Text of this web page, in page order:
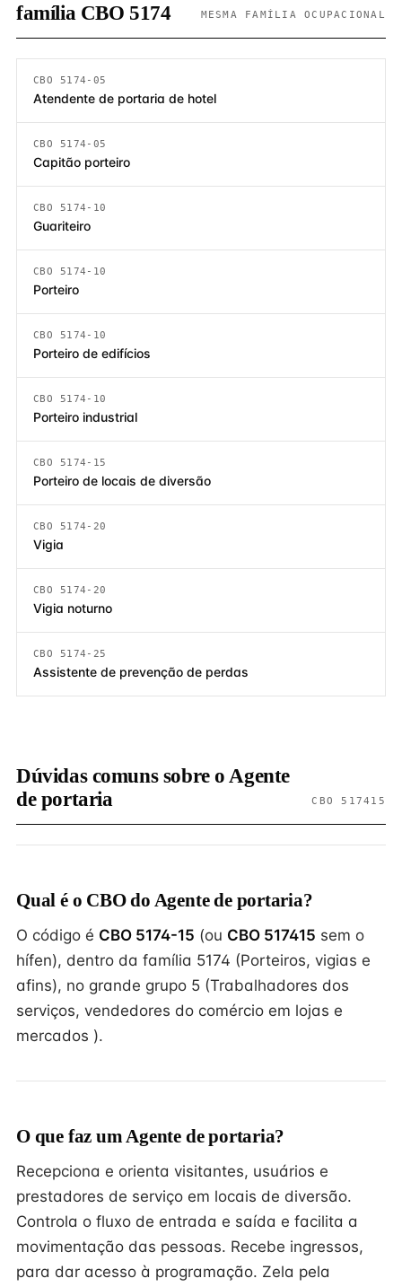
família CBO 5174
MESMA FAMÍLIA OCUPACIONAL
CBO 5174-05
Atendente de portaria de hotel
CBO 5174-05
Capitão porteiro
CBO 5174-10
Guariteiro
CBO 5174-10
Porteiro
CBO 5174-10
Porteiro de edifícios
CBO 5174-10
Porteiro industrial
CBO 5174-15
Porteiro de locais de diversão
CBO 5174-20
Vigia
CBO 5174-20
Vigia noturno
CBO 5174-25
Assistente de prevenção de perdas
Dúvidas comuns sobre o Agente
de portaria
CBO 517415
Qual é o CBO do Agente de portaria?
O código é CBO 5174-15 (ou CBO 517415 sem o
hífen), dentro da família 5174 (Porteiros, vigias e
afins), no grande grupo 5 (Trabalhadores dos
serviços, vendedores do comércio em lojas e
mercados ).
O que faz um Agente de portaria?
Recepciona e orienta visitantes, usuários e
prestadores de serviço em locais de diversão.
Controla o fluxo de entrada e saída e facilita a
movimentação das pessoas. Recebe ingressos,
para dar acesso à programação. Zela pela